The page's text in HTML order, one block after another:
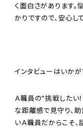
く面白さがあります
かりですので、安心し
インタビューはいかが
Ａ職員の“挑戦したい
な距離感で見守り、
いＡ職員だからこそ